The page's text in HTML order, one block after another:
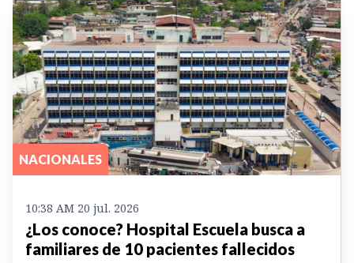
NACIONALES
10:38 AM 20 jul. 2026
¿Los conoce? Hospital Escuela busca a
familiares de 10 pacientes fallecidos